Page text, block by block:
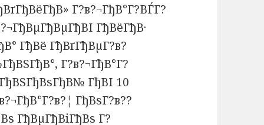
Г?в?¬ГђВ°Г?ВЃГ?
ГђВёГђВ·
ГђВё ГђВґГђВµГ?в?
Г?в?¬ГђВ°Г?
ГђВІ 10
ГђВѕГ?в??
ГђВµГђВіГђВѕ Г?